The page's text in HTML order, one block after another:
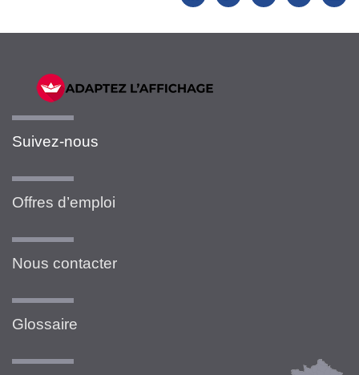
Suivez-nous
Offres d’emploi
Nous contacter
Glossaire